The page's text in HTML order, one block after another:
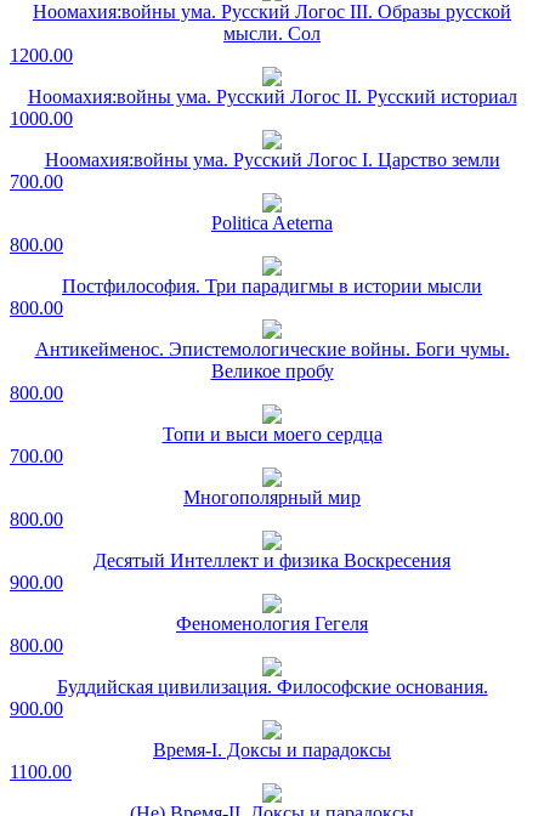
Ноомахия:войны ума. Русский Логос III. Образы русской
мысли. Сол
1200.00
Ноомахия:войны ума. Русский Логос II. Русский историал
1000.00
Ноомахия:войны ума. Русский Логос I. Царство земли
700.00
Politica Aeterna
800.00
Постфилософия. Три парадигмы в истории мысли
800.00
Антикейменос. Эпистемологические войны. Боги чумы.
Великое пробу
800.00
Топи и выси моего сердца
700.00
Многополярный мир
800.00
Десятый Интеллект и физика Воскресения
900.00
Феноменология Гегеля
800.00
Буддийская цивилизация. Философские основания.
900.00
Время-I. Доксы и парадоксы
1100.00